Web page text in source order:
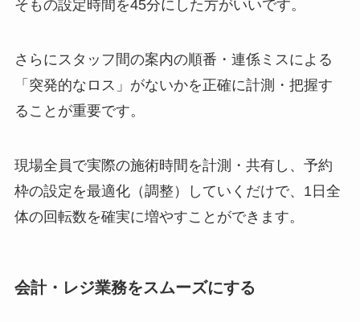
そもの設定時間を45分にした方がいいです。
さらにスタッフ間の案内の順番・連係ミスによる
「突発的なロス」がないかを正確に計測・把握す
ることが重要です。
現場全員で実際の施術時間を計測・共有し、予約
枠の設定を最適化（調整）していくだけで、1日全
体の回転数を確実に増やすことができます。
会計・レジ業務をスムーズにする